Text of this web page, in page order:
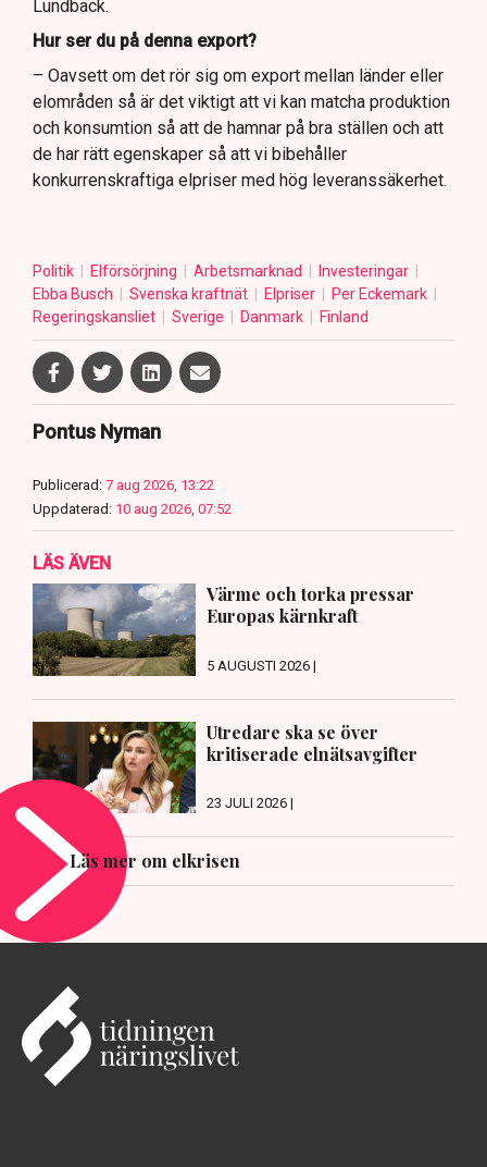
Lundbäck.
Hur ser du på denna export?
– Oavsett om det rör sig om export mellan länder eller
elområden så är det viktigt att vi kan matcha produktion
och konsumtion så att de hamnar på bra ställen och att
de har rätt egenskaper så att vi bibehåller
konkurrenskraftiga elpriser med hög leveranssäkerhet.
Politik Elförsörjning Arbetsmarknad
Investeringar
Ebba Busch
Svenska kraftnät Elpriser
Per Eckemark
Regeringskansliet
Sverige Danmark Finland
Pontus Nyman
Publicerad: 7 aug 2026, 13:22
Uppdaterad: 10 aug 2026, 07:52
LÄS ÄVEN
Värme och torka pressar
Europas kärnkraft
5 AUGUSTI 2026 |
Utredare ska se över
kritiserade elnätsavgifter
23 JULI 2026 |
Läs mer om elkrisen